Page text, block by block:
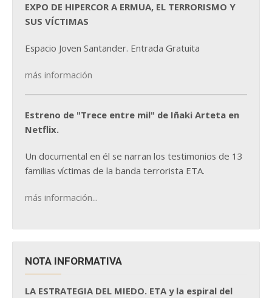
EXPO DE HIPERCOR A ERMUA, EL TERRORISMO Y
SUS VÍCTIMAS
Espacio Joven Santander. Entrada Gratuita
más información
Estreno de "Trece entre mil" de Iñaki Arteta en
Netflix.
Un documental en él se narran los testimonios de 13
familias víctimas de la banda terrorista ETA.
más información...
NOTA INFORMATIVA
LA ESTRATEGIA DEL MIEDO. ETA y la espiral del